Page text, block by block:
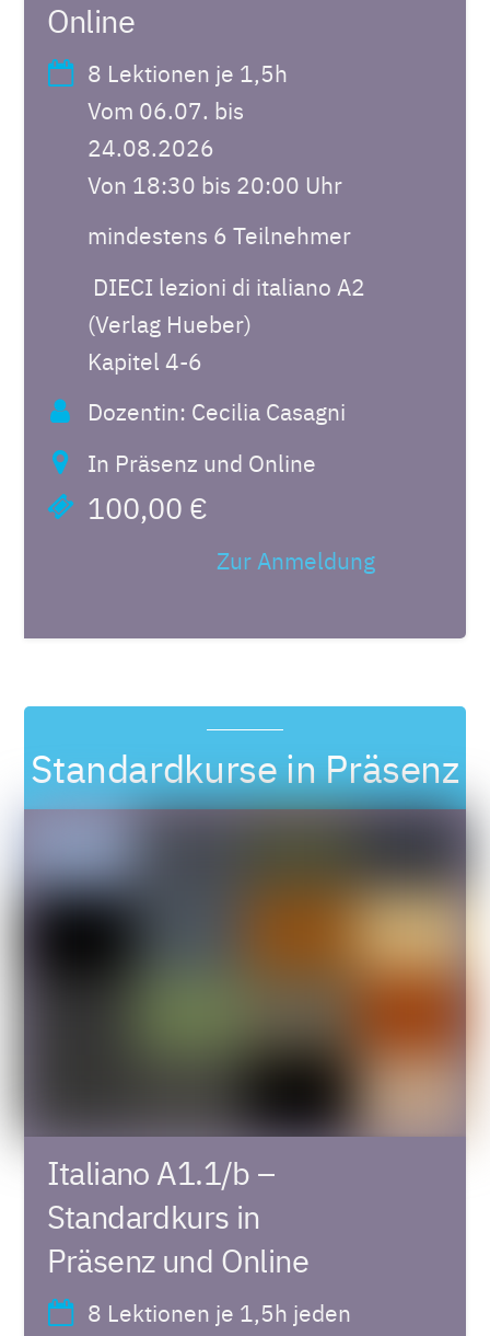
Online
8 Lektionen je 1,5h
Vom 06.07. bis
24.08.2026
Von 18:30 bis 20:00 Uhr
mindestens 6 Teilnehmer
DIECI lezioni di italiano A2
(Verlag Hueber)
Kapitel 4-6
Dozentin: Cecilia Casagni
In Präsenz und Online
100,00 €
Zur Anmeldung
Standardkurse in Präsenz
Italiano A1.1/b –
Standardkurs in
Präsenz und Online
8 Lektionen je 1,5h jeden